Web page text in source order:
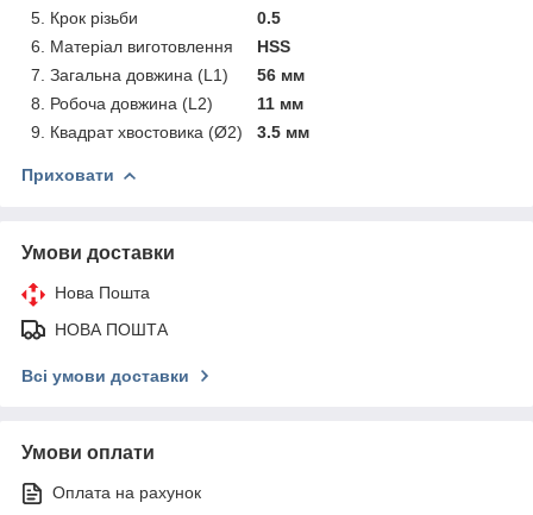
5. Крок різьби
0.5
6. Матеріал виготовлення
HSS
7. Загальна довжина (L1)
56 мм
8. Робоча довжина (L2)
11 мм
9. Квадрат хвостовика (Ø2)
3.5 мм
Приховати
Умови доставки
Нова Пошта
НОВА ПОШТА
Всі умови доставки
Умови оплати
Оплата на рахунок